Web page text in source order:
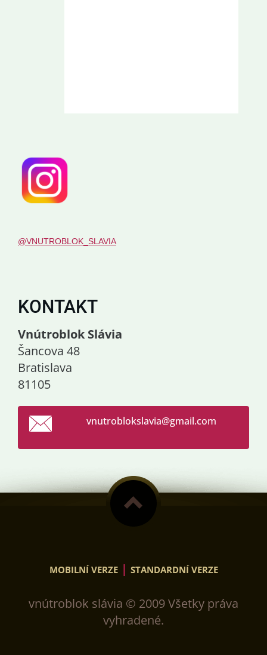
@VNUTROBLOK_SLAVIA
KONTAKT
Vnútroblok Slávia
Šancova 48
Bratislava
81105
vnutroblokslavia@gmail.com
MOBILNÍ VERZE | STANDARDNÍ VERZE
vnútroblok slávia © 2009 Všetky práva
vyhradené.